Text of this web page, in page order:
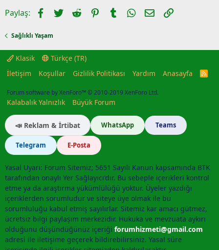
Paylaş: Facebook
TwitterReddit Pinterest
TumblrWhatsApp
E-postaLink
Sağlıklı Yaşam
Klasik
Türkçe (TR)
İletişim
Koşullar Gizlilik Politikası Yardım Anasayfa
R
Forum software by XenForo™© 2010-2019 XenForo Ltd.
Kalabalık Yalnızlık Büyük Forum
📣 Reklam & İrtibat WhatsApp Teams
Telegram E-Posta
Yasal Uyarı: Forum Sitemiz; 5651 Sayılı Kanun kapsamında BTK
tarafından onaylı Yer Sağlayıcı'dır. Bu sebeple içerikleri kontrol
etme ya da araştırma yükümlülüğü yoktur. Üyeler yazdığı
içeriklerden sorumludur ve siteye üye olmak ile bu
sorumluluğu kabul etmiş sayılırlar. Sitemiz kar amacı gütmez,
ücretsiz bilgi paylaşım merkezidir. Hukuka ve mevzuata aykırı
olduğunu düşündüğünüz içeriği forumhizmeti@gmail.com
adresi ile iletişime geçerek bildirebilirsiniz. Yasal süre